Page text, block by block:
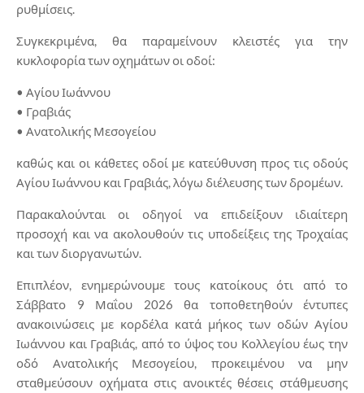
ρυθμίσεις.
Συγκεκριμένα, θα παραμείνουν κλειστές για την
κυκλοφορία των οχημάτων οι οδοί:
• Αγίου Ιωάννου
• Γραβιάς
• Ανατολικής Μεσογείου
καθώς και οι κάθετες οδοί με κατεύθυνση προς τις οδούς
Αγίου Ιωάννου και Γραβιάς, λόγω διέλευσης των δρομέων.
Παρακαλούνται οι οδηγοί να επιδείξουν ιδιαίτερη
προσοχή και να ακολουθούν τις υποδείξεις της Τροχαίας
και των διοργανωτών.
Επιπλέον, ενημερώνουμε τους κατοίκους ότι από το
Σάββατο 9 Μαΐου 2026 θα τοποθετηθούν έντυπες
ανακοινώσεις με κορδέλα κατά μήκος των οδών Αγίου
Ιωάννου και Γραβιάς, από το ύψος του Κολλεγίου έως την
οδό Ανατολικής Μεσογείου, προκειμένου να μην
σταθμεύσουν οχήματα στις ανοικτές θέσεις στάθμευσης